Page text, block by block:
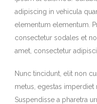
adipiscing in vehicula
elementum elementum.
consectetur sodales et
amet, consectetur
Nunc tincidunt, elit non
metus, egestas imperdiet
Suspendisse a pharetra